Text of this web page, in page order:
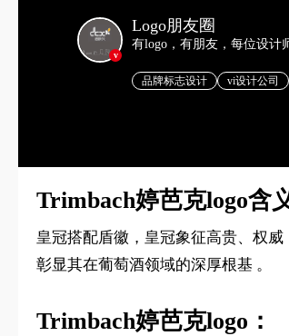
v
Logo朋友圈
有logo，有朋友，每位设计
品牌标志设计 vi设计公司
Trimbach婷芭克logo含
皇冠搭配盾徽，皇冠象征高贵、权
彰显其在葡萄酒领域的深厚根基 。
Trimbach婷芭克logo：